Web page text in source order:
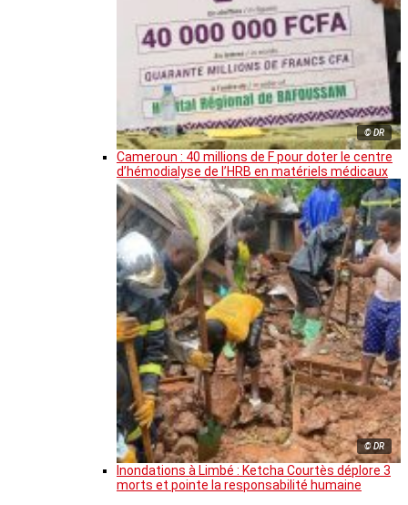
© DR
Cameroun : 40 millions de F pour doter le centre
d’hémodialyse de l’HRB en matériels médicaux
© DR
Inondations à Limbé : Ketcha Courtès déplore 3
morts et pointe la responsabilité humaine